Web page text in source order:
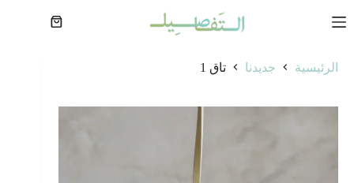
إلى
عربة
الرئيسية
جديدنا تاق 1